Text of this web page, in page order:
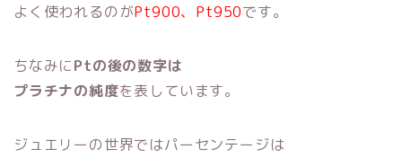
よく使われるのがPt900、Pt950です。
ちなみにPtの後の数字は
プラチナの純度を表しています。
ジュエリーの世界ではパーセンテージは